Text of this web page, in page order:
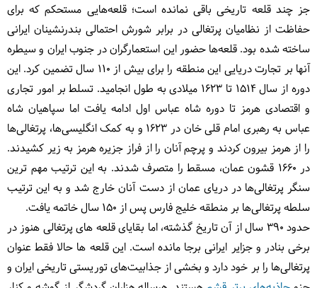
جز چند قلعه تاریخی باقی نمانده است؛ قلعه‌هایی مستحکم که برای
حفاظت از نظامیان پرتغالی در برابر شورش احتمالی بندرنشینان ایرانی
ساخته شده بود. قلعه‌ها حضور این استعمارگران در جنوب ایران و سیطره
آنها بر تجارت دریایی این منطقه را برای بیش از ۱۱۰ سال تضمین کرد. این
دوره از سال ۱۵۱۴ تا ۱۶۲۳ میلادی به طول انجامید. تسلط بر امور تجاری
و اقتصادی هرمز تا دوره شاه عباس اول ادامه یافت اما سپاهیان شاه
عباس به رهبری امام قلی خان در ۱۶۲۳ و به کمک انگلیسی‌ها، پرتغالی‌ها
را از هرمز بیرون کردند و پرچم آنان را از فراز جزیره هرمز به زیر کشیدند.
در ۱۶۶۰ قشون عمان، مسقط را متصرف شدند. به این ترتیب مهم ترین
سنگر پرتغالی‌ها در دریای عمان از دست آنان خارج شد و به این ترتیب
سلطه پرتغالی‌ها بر منطقه خلیج فارس پس از ۱۵۰ سال خاتمه یافت.
حدود ۳90 سال از آن تاریخ گذشته، اما بقایای قلعه های پرتغالی هنوز در
برخی بنادر و جزایر ایرانی برجا مانده است. این قلعه ها حالا فقط عنوان
پرتغالی‌ها را بر خود دارد و بخشی از جذابیت‌های توریستی تاریخی ایران و